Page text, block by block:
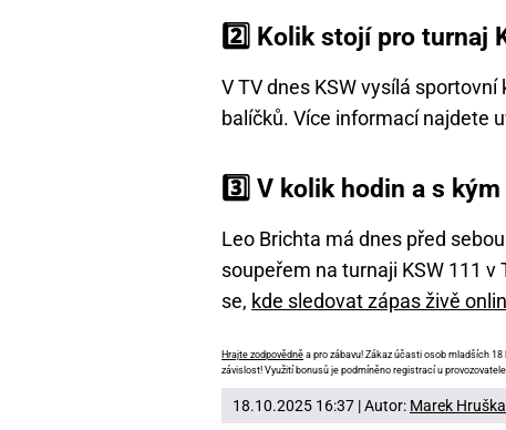
2️⃣ Kolik stojí pro turnaj
V TV dnes KSW vysílá
balíčků. Více informací najdete
3️⃣ V kolik hodin a s
Leo Brichta má dnes před
soupeřem na turnaji KSW 111
se, kde sledovat zápas živě
Hrajte zodpovědně a pro zábavu! Zákaz účasti osob mladších
závislost! Využití bonusů je podmíněno registrací u
18.10.2025 16:37 | Autor: Marek Hruška